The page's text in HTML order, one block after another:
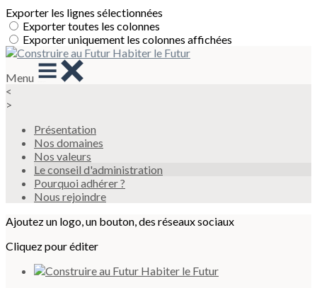
Exporter les lignes sélectionnées
Exporter toutes les colonnes
Exporter uniquement les colonnes affichées
Menu
<
>
Présentation
Nos domaines
Nos valeurs
Le conseil d'administration
Pourquoi adhérer ?
Nous rejoindre
Ajoutez un logo, un bouton, des réseaux sociaux
Cliquez pour éditer